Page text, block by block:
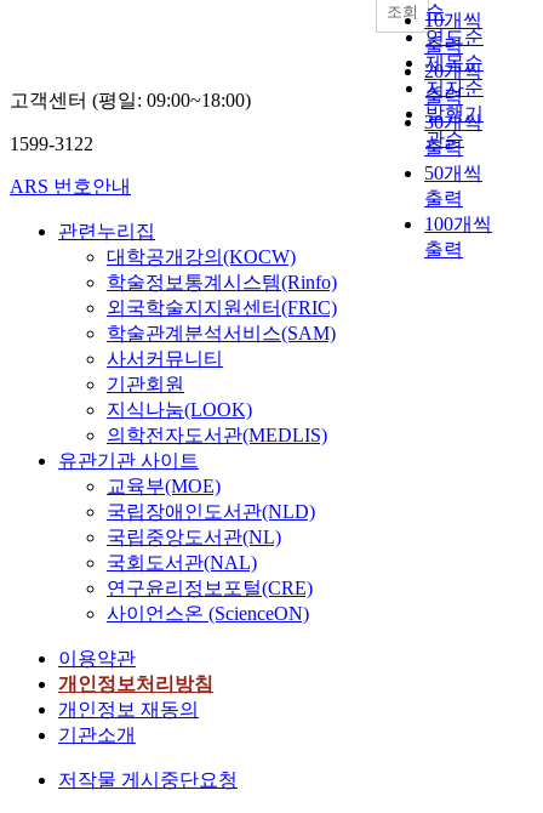
순
연도순
제목순
저자순
발행기
관순
10개씩
출력
20개씩
출력
30개씩
출력
50개씩
출력
100개씩
출력
조회
고객센터 (평일: 09:00~18:00)
1599-3122
ARS 번호안내
관련누리집
대학공개강의(KOCW)
학술정보통계시스템(Rinfo)
외국학술지지원센터(FRIC)
학술관계분석서비스(SAM)
사서커뮤니티
기관회원
지식나눔(LOOK)
의학전자도서관(MEDLIS)
유관기관 사이트
교육부(MOE)
국립장애인도서관(NLD)
국립중앙도서관(NL)
국회도서관(NAL)
연구윤리정보포털(CRE)
사이언스온 (ScienceON)
이용약관
개인정보처리방침
개인정보 재동의
기관소개
저작물 게시중단요청